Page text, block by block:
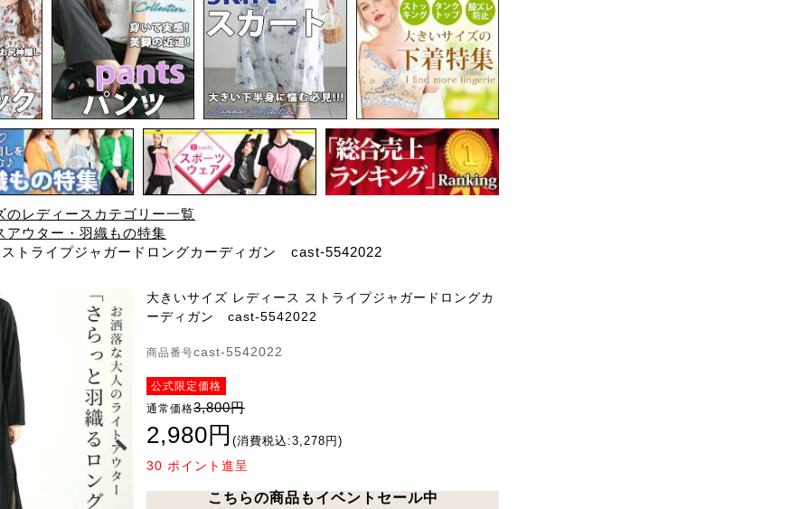
のレディースカテゴリー一覧
アウター・羽織もの特集
トライプジャガードロングカーディガン cast-5542022
大きいサイズ レディース ストライプジャガードロングカ
ーディガン cast-5542022
商品番号cast-5542022
公式限定価格
通常価格3,800円
2,980円 (消費税込:3,278円)
30 ポイント進呈
こちらの商品もイベントセール中